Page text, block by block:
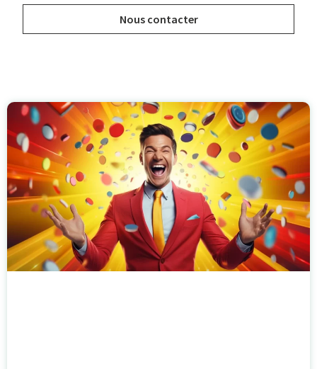
Nous contacter